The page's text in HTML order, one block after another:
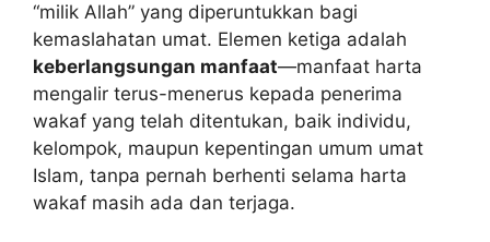
“milik Allah” yang diperuntukkan bagi
kemaslahatan umat. Elemen ketiga adalah
keberlangsungan manfaat—manfaat harta
mengalir terus-menerus kepada penerima
wakaf yang telah ditentukan, baik individu,
kelompok, maupun kepentingan umum umat
Islam, tanpa pernah berhenti selama harta
wakaf masih ada dan terjaga.